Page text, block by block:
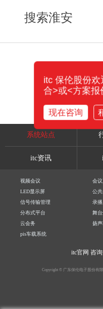
搜索淮安
系统站点
itc资讯
视频会议 会
LED显示屏
公
信号传输管理
录
分布式平台
舞
云会务
扬
pis车载系统
itc官网 咨
Copyright © 广东保伦电子股份有限
itc 保伦股份
合>或<方案报
现在咨询